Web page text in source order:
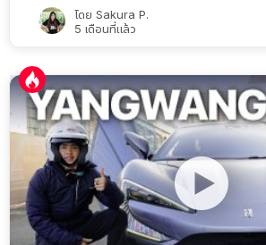
โดย Sakura P.
5 เดือนที่แล้ว